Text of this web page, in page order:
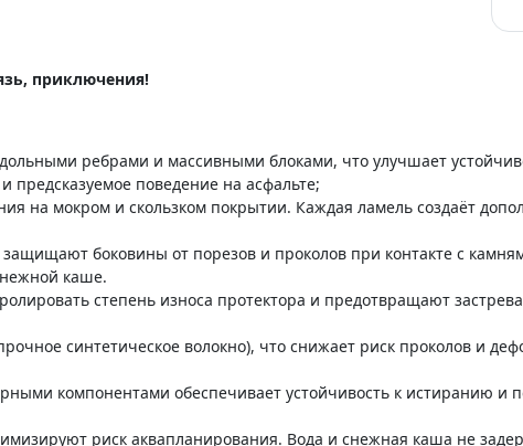
приключения!
ребрами и массивными блоками, что улучшает
предсказуемое поведение на асфальте;
на мокром и скользком покрытии. Каждая ламель создаёт
боковины от порезов и проколов при контакте с
каше.
степень износа протектора и предотвращают
синтетическое волокно), что снижает риск проколов и
компонентами обеспечивает устойчивость к истиранию и
риск аквапланирования. Вода и снежная каша не